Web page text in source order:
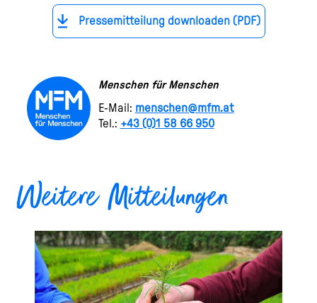
Pressemitteilung downloaden (PDF)
Menschen für Menschen
E-Mail: menschen@mfm.at
Tel.: +43 (0)1 58 66 950
Weitere Mitteilungen